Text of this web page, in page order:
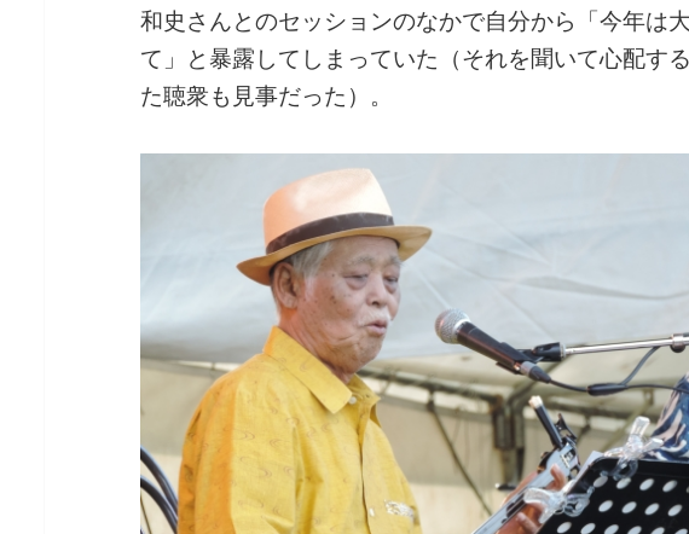
和史さんとのセッションのなかで自分から「今年は
て」と暴露してしまっていた（それを聞いて心配す
た聴衆も見事だった）。